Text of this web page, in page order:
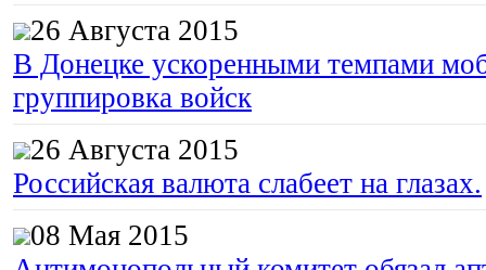
26 Августа 2015
В Донецке ускоренными темпами
группировка войск
26 Августа 2015
Российская валюта слабеет на глазах.
08 Мая 2015